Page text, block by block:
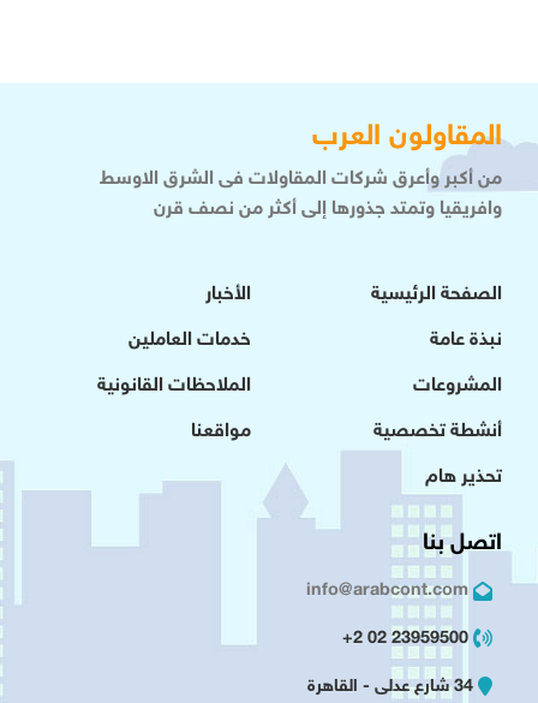
المقاولون العرب
من أكبر وأعرق شركات المقاولات فى الشرق الاوسط
وافريقيا وتمتد جذورها إلى أكثر من نصف قرن
الصفحة الرئيسية
نبذة عامة
المشروعات
أنشطة تخصصية
تحذير هام
الأخبار
خدمات العاملين
الملاحظات القانونية
مواقعنا
اتصل بنا
info@arabcont.com
23959500 02 2+
34 شارع عدلى - القاهرة